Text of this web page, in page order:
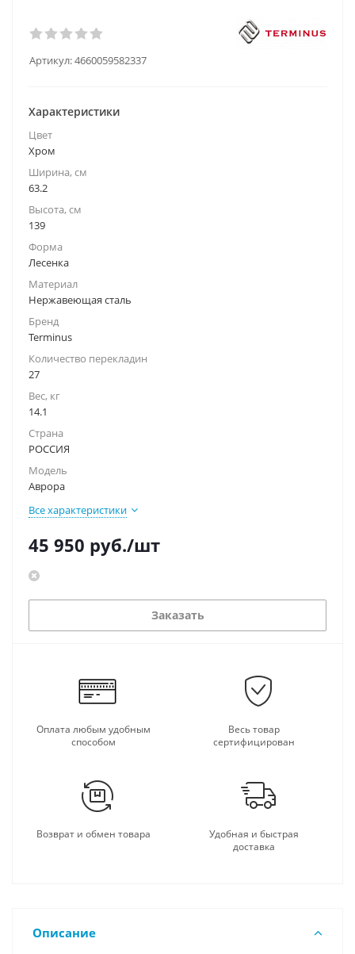
Артикул:4660059582337
Характеристики
Цвет
Хром
Ширина, см
63.2
Высота, см
139
Форма
Лесенка
Материал
Нержавеющая сталь
Бренд
Terminus
Количество перекладин
27
Вес, кг
14.1
Страна
РОССИЯ
Модель
Аврора
Все характеристики
45 950 руб./шт
Заказать
Оплата любым удобным
способом
Весь товар
сертифицирован
Возврат и обмен товара
Удобная и быстрая
доставка
Описание